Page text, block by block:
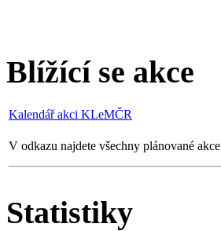
Blížící se akce
Kalendář akci KLeMČR
V odkazu najdete všechny plánované akce
Statistiky